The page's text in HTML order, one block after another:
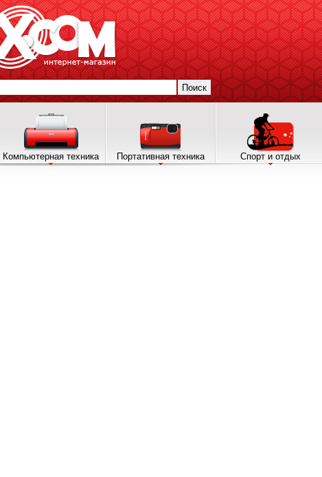
Поиск
Компьютерная техника Портативная техника Спорт и отдых